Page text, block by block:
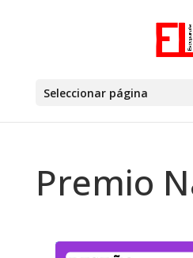
Seleccionar página
Premio